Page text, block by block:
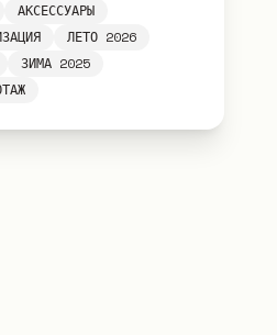
АКСЕССУАРЫ
ЛЕТО 2026
ЗИМА 2025